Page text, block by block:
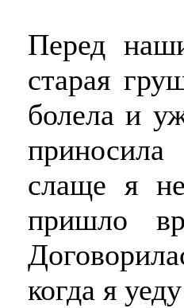
Перед
старая
болела и
слаще я
пришло
когда я